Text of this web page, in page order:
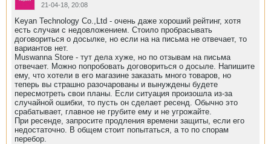
21-04-18, 20:08
Keyan Technology Co.,Ltd - очень даже хороший рейтинг, хотя
есть случаи с недовложением. Стоило пробрасывать
договориться о досылке, но если на на письма не отвечает, то
вариантов нет.
Muswanna Store - тут дела хуже, но по отзывам на письма
отвечает. Можно попробовать договориться о досыле. Напишите
ему, что хотели в его магазине заказать много товаров, но
теперь вы страшно разочарованы и вынуждены будете
пересмотреть свои планы. Если ситуация произошла из-за
случайной ошибки, то пусть он сделает ресенд. Обычно это
срабатывает, главное не грубите ему и не угрожайте.
При ресенде, запросите продления времени защиты, если его
недостаточно. В общем стоит попытаться, а то по спорам
перебор.